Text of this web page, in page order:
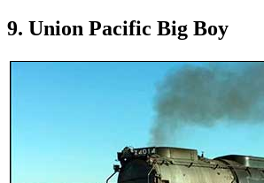
9. Union Pacific Big Boy